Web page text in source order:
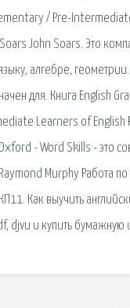
/ Pre-
John Soars. Это
алгебре,
для. Книга English
Learners of English
- Word Skills - это
Murphy Работа
Как выучить
djvu и купить